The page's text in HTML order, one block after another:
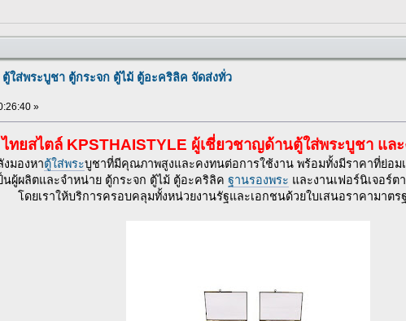
ใส่พระบูชา ตู้กระจก ตู้ไม้ ตู้อะคริลิค จัดส่งทั่ว
»
ไทยสไตล์ KPSTHAISTYLE ผู้เชี่ยวชาญด้านตู้ใส่พระบูชา แล
มองหาตู้ใส่พระบูชาที่มีคุณภาพสูงและคงทนต่อการใช้งาน พร้อมทั้งมีราคาที่ย่อม
ป็นผู้ผลิตและจำหน่าย ตู้กระจก ตู้ไม้ ตู้อะคริลิคฐานรองพระ และงานเฟอร์นิเจอร์
โดยเราให้บริการครอบคลุมทั้งหน่วยงานรัฐและเอกชนด้วยใบเสนอราคามาตร